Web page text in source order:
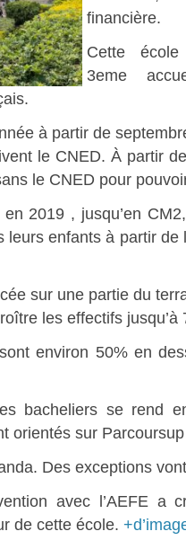
financière.
Cette école
3eme
à partir de
le CNED. À partir
le CNED pour
en 2019 , jusqu’en
leurs enfants à partir
sur une partie du
les effectifs jusqu’à
environ 50% en
bacheliers se rend
orientés sur
Des exceptions
avec l’AEFE a
de cette école.